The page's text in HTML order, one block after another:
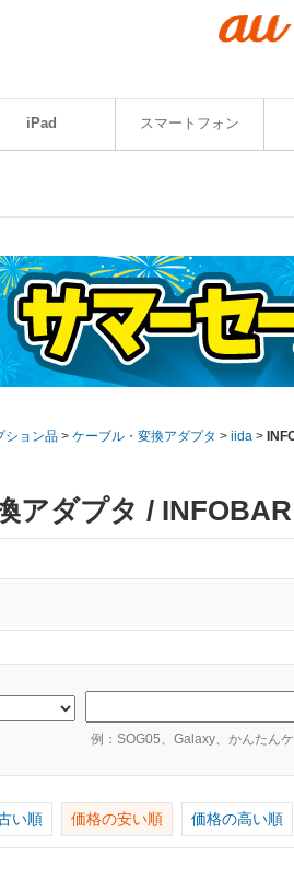
iPad スマートフォン
ション品 > ケーブル・変換アダプタ > iida >
アダプタ /
例：SOG05、Galaxy、かんたん
い順 価格の安い順 価格の高い順